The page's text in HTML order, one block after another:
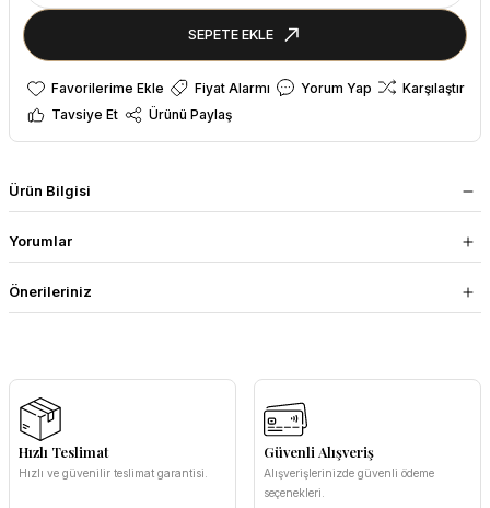
SEPETE EKLE
Fiyat Alarmı Yorum Yap
Karşılaştır
Tavsiye Et
Ürünü Paylaş
Ürün Bilgisi
Yorumlar
Önerileriniz
Hızlı Teslimat
Hızlı ve güvenilir teslimat garantisi.
Güvenli Alışveriş
Alışverişlerinizde güvenli ödeme
seçenekleri.